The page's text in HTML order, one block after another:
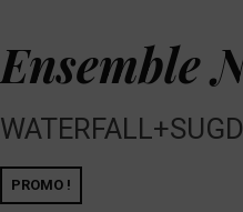
Ensemble
PROMO !